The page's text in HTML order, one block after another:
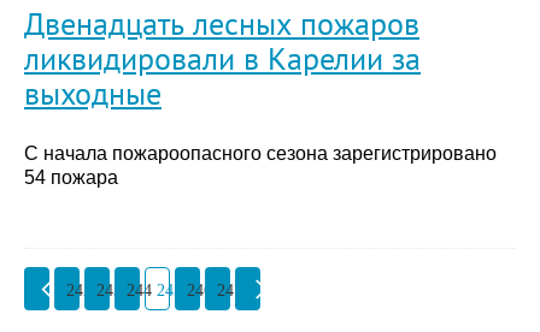
Двенадцать лесных пожаров
ликвидировали в Карелии за
выходные
С начала пожароопасного сезона зарегистрировано
54 пожара
242 243 244 245 246 247